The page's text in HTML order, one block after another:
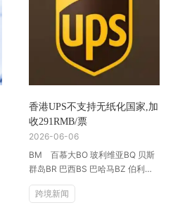
香港UPS不支持无纸化国家,加
收291RMB/票
2026-06-06
BM 百慕大BO 玻利维亚BQ 贝斯
群岛BR 巴西BS 巴哈马BZ 伯利兹S
X 圣马丁岛TC 特克斯和凯科斯群
岛TT 特立尼达和多巴哥...
跨境新闻